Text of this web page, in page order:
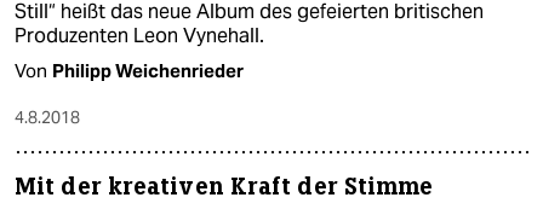
Still“ heißt das neue Album des gefeierten britischen
Produzenten Leon Vyne­hall.
Von Philipp Weichenrieder
4.8.2018
Mit der kreativen Kraft der Stimme